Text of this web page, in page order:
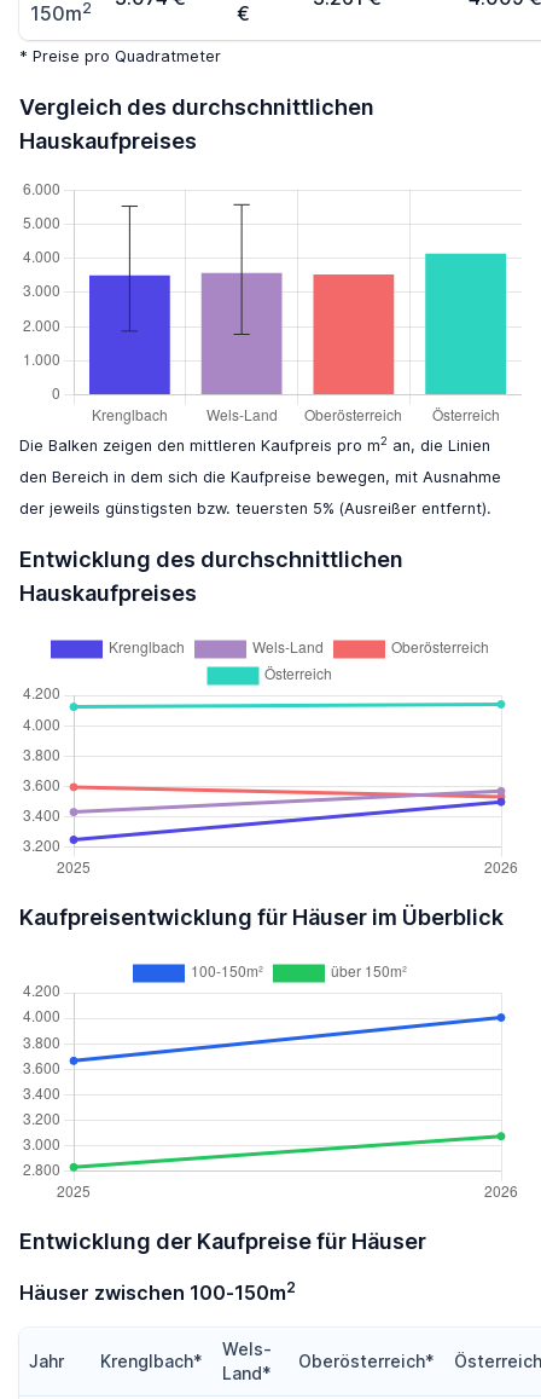
150m2 €
* Preise pro Quadratmeter
Vergleich des durchschnittlichen
Hauskaufpreises
Die Balken zeigen den mittleren Kaufpreis pro m2 an, die Linien
den Bereich in dem sich die Kaufpreise bewegen, mit Ausnahme
der jeweils günstigsten bzw. teuersten 5% (Ausreißer entfernt).
Entwicklung des durchschnittlichen
Hauskaufpreises
Kaufpreisentwicklung für Häuser im Überblick
Entwicklung der Kaufpreise für Häuser
Häuser zwischen 100-150m2
Jahr Krenglbach*
Wels-
Land*
Oberösterreich*